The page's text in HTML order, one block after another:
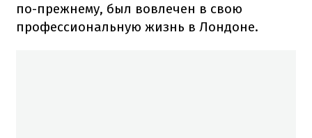
по-прежнему, был вовлечен в свою
профессиональную жизнь в Лондоне.